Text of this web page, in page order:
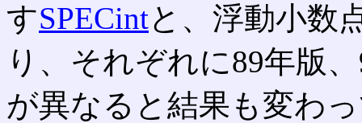
すSPECintと、浮動小数
り、それぞれに89年版
が異なると結果も変わ